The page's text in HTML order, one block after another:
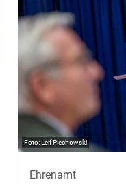
Leif Piechowski
Ehrenamt